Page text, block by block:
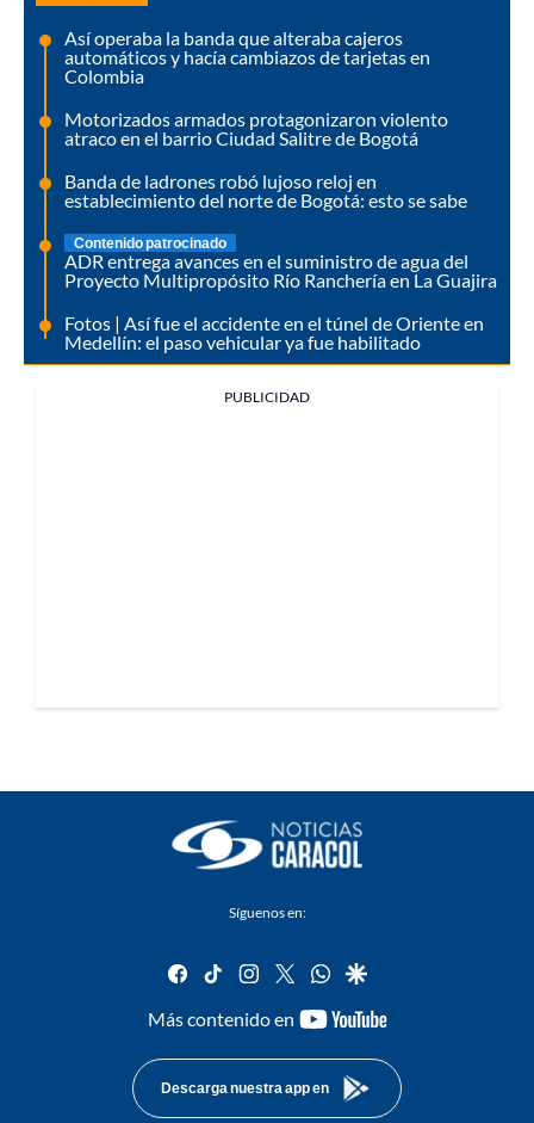
Así operaba la banda que alteraba cajeros
automáticos y hacía cambiazos de tarjetas en
Colombia
Motorizados armados protagonizaron violento
atraco en el barrio Ciudad Salitre de Bogotá
Banda de ladrones robó lujoso reloj en
establecimiento del norte de Bogotá: esto se sabe
Contenido patrocinado
ADR entrega avances en el suministro de agua del
Proyecto Multipropósito Río Ranchería en La Guajira
Fotos | Así fue el accidente en el túnel de Oriente en
Medellín: el paso vehicular ya fue habilitado
PUBLICIDAD
Síguenos en:
facebook
tiktok instagram
twitterwhatsapp
google
Más contenido en
youtube-
Descarga nuestra app en